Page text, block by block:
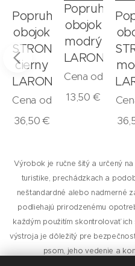
Popruhový
obojok
STRONG
čierny
LARON
Cena od
36,50€
Popruhový
obojok
modrý
LARON
Cena od
13,50 €
Výrobok je ručne šitý a určený
turistike, prechádzkach a
neštandardné alebo nadmerné
podliehajú prirodzenému
každým použitím skontrolovať
výstroja je dôležitý pre
psom, jeho vedenie a